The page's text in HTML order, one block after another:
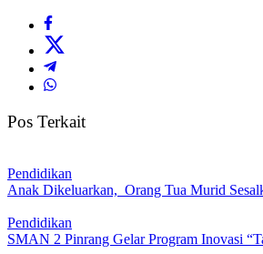
Pos Terkait
Pendidikan
Anak Dikeluarkan, Orang Tua Murid
Pendidikan
SMAN 2 Pinrang Gelar Program Inovasi